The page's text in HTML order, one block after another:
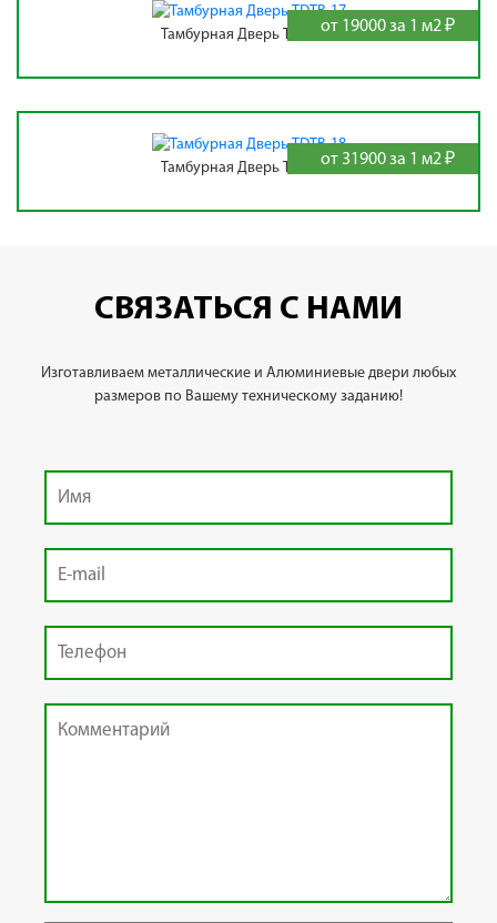
от 19000 за 1 м2 ₽
Тамбурная Дверь TDTB-17
от 31900 за 1 м2 ₽
Тамбурная Дверь TDTB-18
СВЯЗАТЬСЯ С НАМИ
Изготавливаем металлические и Алюминиевые двери любых
размеров по Вашему техническому заданию!